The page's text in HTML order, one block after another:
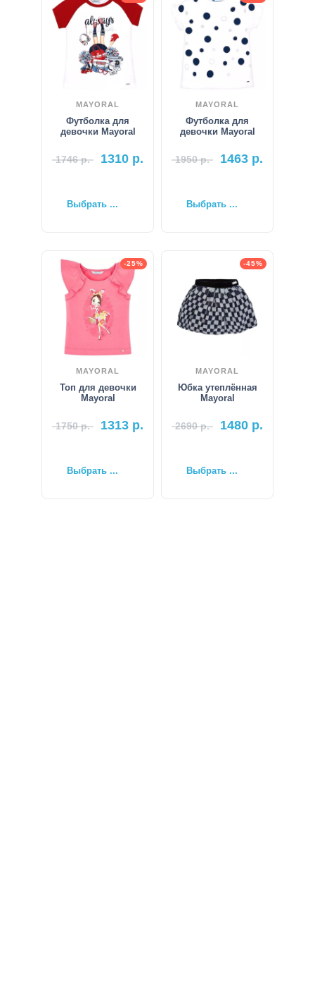
MAYORAL
Футболка для
девочки Mayoral
1746р. 1310 р.
Выбрать ...
MAYORAL
Футболка для
девочки Mayoral
1950р. 1463 р.
Выбрать ...
-25%
MAYORAL
Топ для девочки
Mayoral
1750р. 1313 р.
Выбрать ...
-45%
MAYORAL
Юбка утеплённая
Mayoral
2690р. 1480 р.
Выбрать ...